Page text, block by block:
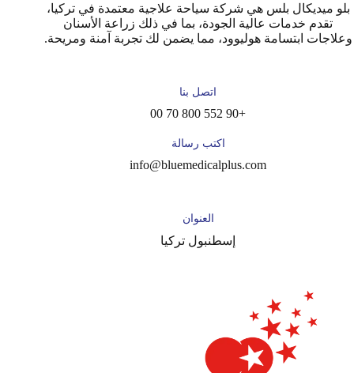
بلو ميديكال بلس هي شركة سياحة علاجية معتمدة في تركيا،
تقدم خدمات عالية الجودة، بما في ذلك زراعة الأسنان
وعلاجات ابتسامة هوليوود، مما يضمن لك تجربة آمنة ومريحة.
اتصل بنا
+90 552 800 70 00
اكتب رسالة
info@bluemedicalplus.com
العنوان
إسطنبول تركيا